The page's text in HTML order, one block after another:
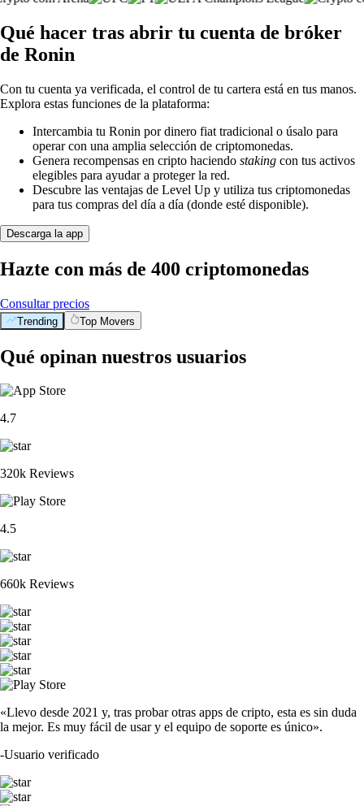
Qué hacer tras abrir tu cuenta de bróker
de Ronin
Con tu cuenta ya verificada, el control de tu cartera está en tus manos.
Explora estas funciones de la plataforma:
Intercambia tu Ronin por dinero fiat tradicional o úsalo para
operar con una amplia selección de criptomonedas.
Genera recompensas en cripto haciendo staking con tus activos
elegibles para ayudar a proteger la red.
Descubre las ventajas de Level Up y utiliza tus criptomonedas
para tus compras del día a día (donde esté disponible).
Descarga la app
Hazte con más de 400 criptomonedas
Consultar precios
Trending Top Movers
Qué opinan nuestros usuarios
4.7
320k Reviews
4.5
660k Reviews
«Llevo desde 2021 y, tras probar otras apps de cripto, esta es sin duda
la mejor. Es muy fácil de usar y el equipo de soporte es único».
-Usuario verificado